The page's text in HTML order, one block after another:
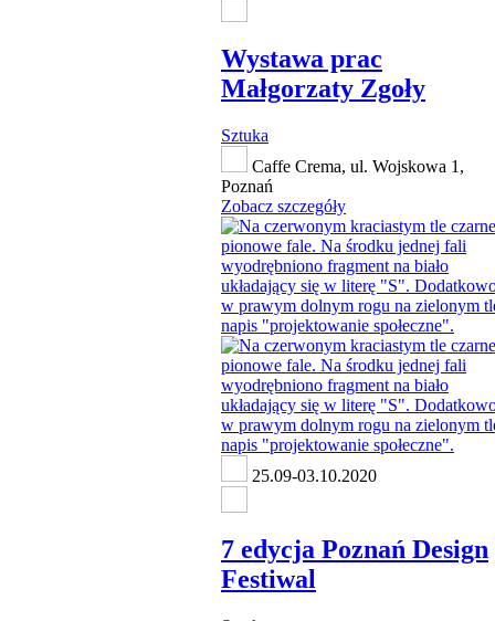
Wystawa prac
Małgorzaty Zgoły
Sztuka
Caffe Crema, ul. Wojskowa 1,
Poznań
Zobacz szczegóły
25.09-03.10.2020
7 edycja Poznań Design
Festiwal